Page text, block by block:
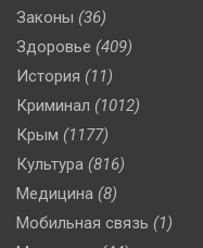
Законы (36)
Здоровье (409)
История (11)
Криминал (1012)
Крым (1177)
Культура (816)
Медицина (8)
Мобильная связь (1)